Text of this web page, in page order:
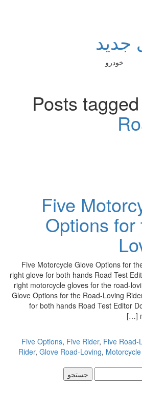
خودرو
Posts
Five
Options
Five Motorcycle Glove Options for
right glove for both hands Road Test
right motorcycle gloves for the road-
Glove Options for the Road-Loving
for both hands Road Test Editor
Five Options,Five Rider,Five
Rider,Glove Road-Loving,